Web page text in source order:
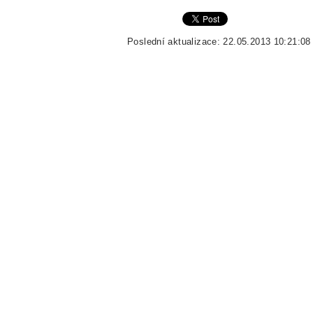
Poslední aktualizace: 22.05.2013 10:21:08